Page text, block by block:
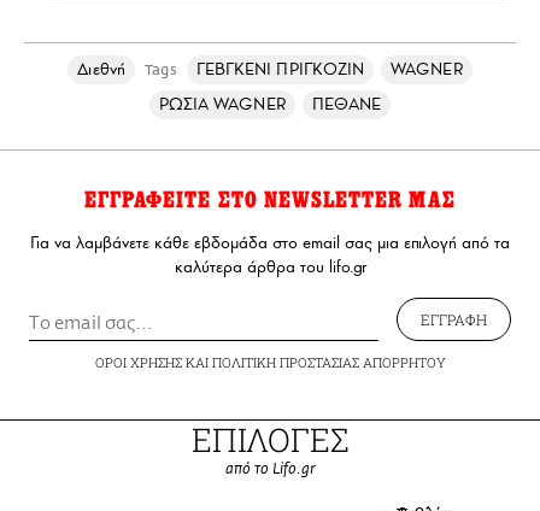
Διεθνή Tags ΓΕΒΓΚΕΝΙ ΠΡΙΓΚΟΖΙΝ
WAGNER
ΡΩΣΙΑ WAGNER
ΠΕΘΑΝΕ
ΕΓΓΡΑΦΕΙΤΕ ΣΤΟ NEWSLETTER ΜΑΣ
Για να λαμβάνετε κάθε εβδομάδα στο email σας μια επιλογή από τα
καλύτερα άρθρα του lifo.gr
ΕΓΓΡΑΦΗ
ΟΡΟΙ ΧΡΗΣΗΣΚΑΙ ΠΟΛΙΤΙΚΗ ΠΡΟΣΤΑΣΙΑΣ ΑΠΟΡΡΗΤΟΥ
ΕΠΙΛΟΓΕΣ
από το Lifo.gr